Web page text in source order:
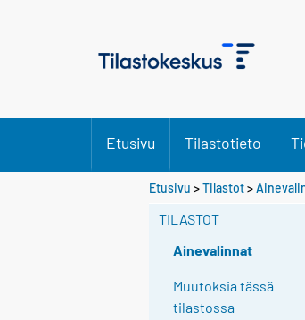
Etusivu Tilastotieto
Etusivu >Tilastot>
TILASTOT
Ainevalinnat
Muutoksia tässä
tilastossa